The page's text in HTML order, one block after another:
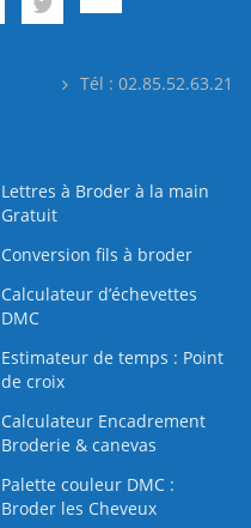
Tél : 02.85.52.63.21
Lettres à Broder à la main
Gratuit
Conversion fils à broder
Calculateur d’échevettes
DMC
Estimateur de temps : Point
de croix
Calculateur Encadrement
Broderie & canevas
Palette couleur DMC :
Broder les Cheveux